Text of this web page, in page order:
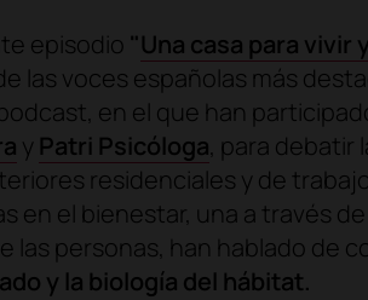
episodio "Una casa para vivir
las voces españolas más
en el que han
y Patri Psicóloga, para debatir
residenciales y de
en el bienestar, una a través
las personas, han hablado de
y la biología del hábitat.